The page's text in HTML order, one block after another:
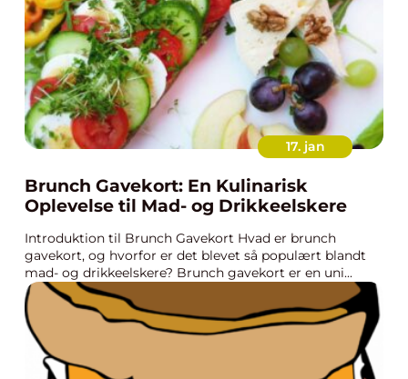
17. jan
Brunch Gavekort: En Kulinarisk
Oplevelse til Mad- og Drikkeelskere
Introduktion til Brunch Gavekort Hvad er brunch
gavekort, og hvorfor er det blevet så populært blandt
mad- og drikkeelskere? Brunch gavekort er en uni...